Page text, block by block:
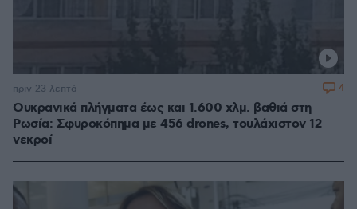
Ουκρανικά πλήγματα έως και 1.600 χλμ. βαθιά στη
Ρωσία: Σφυροκόπημα με 456 drones, τουλάχιστον 12
νεκροί
πριν 23 λεπτά 4